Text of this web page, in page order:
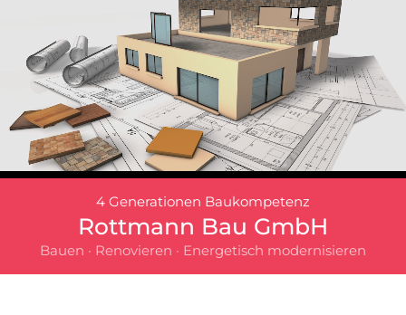
4 Generationen Baukompetenz
Rottmann Bau GmbH
Bauen · Renovieren · Energetisch modernisieren